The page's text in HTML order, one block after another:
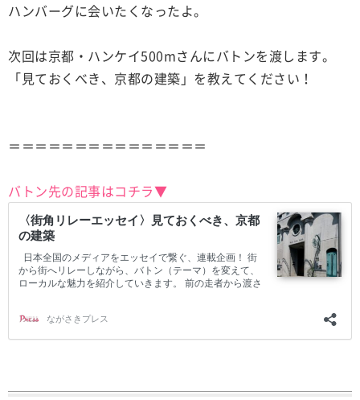
ハンバーグに会いたくなったよ。
次回は京都・ハンケイ500mさんにバトンを渡します。
「見ておくべき、京都の建築」を教えてください！
＝＝＝＝＝＝＝＝＝＝＝＝＝＝＝
バトン先の記事はコチラ▼